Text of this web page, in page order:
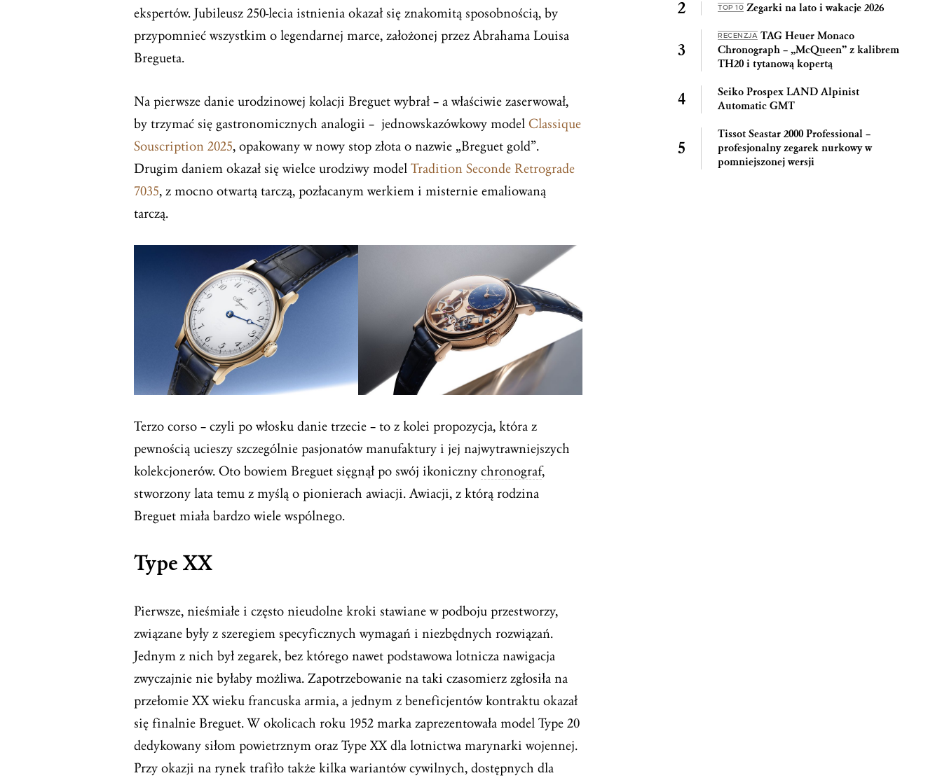
ekspertów. Jubileusz 250-lecia istnienia okazał się znakomitą sposobnością, by
przypomnieć wszystkim o legendarnej marce, założonej przez Abrahama Louisa
Bregueta.
Na pierwsze danie urodzinowej kolacji Breguet wybrał – a właściwie zaserwował,
by trzymać się gastronomicznych analogii – jednowskazówkowy model Classique
Souscription 2025, opakowany w nowy stop złota o nazwie „Breguet gold”.
Drugim daniem okazał się wielce urodziwy model Tradition Seconde Retrograde
7035, z mocno otwartą tarczą, pozłacanym werkiem i misternie emaliowaną
tarczą.
Terzo corso – czyli po włosku danie trzecie – to z kolei propozycja, która z
pewnością ucieszy szczególnie pasjonatów manufaktury i jej najwytrawniejszych
kolekcjonerów. Oto bowiem Breguet sięgnął po swój ikoniczny chronograf,
stworzony lata temu z myślą o pionierach awiacji. Awiacji, z którą rodzina
Breguet miała bardzo wiele wspólnego.
Type XX
Pierwsze, nieśmiałe i często nieudolne kroki stawiane w podboju przestworzy,
związane były z szeregiem specyficznych wymagań i niezbędnych rozwiązań.
Jednym z nich był zegarek, bez którego nawet podstawowa lotnicza nawigacja
zwyczajnie nie byłaby możliwa. Zapotrzebowanie na taki czasomierz zgłosiła na
przełomie XX wieku francuska armia, a jednym z beneficjentów kontraktu okazał
się finalnie Breguet. W okolicach roku 1952 marka zaprezentowała model Type 20
dedykowany siłom powietrznym oraz Type XX dla lotnictwa marynarki wojennej.
Przy okazji na rynek trafiło także kilka wariantów cywilnych, dostępnych dla
TOP 10 Zegarki na lato i wakacje 2026
RECENZJA TAG Heuer Monaco
Chronograph – „McQueen” z kalibrem
TH20 i tytanową kopertą
Seiko Prospex LAND Alpinist
Automatic GMT
Tissot Seastar 2000 Professional –
profesjonalny zegarek nurkowy w
pomniejszonej wersji